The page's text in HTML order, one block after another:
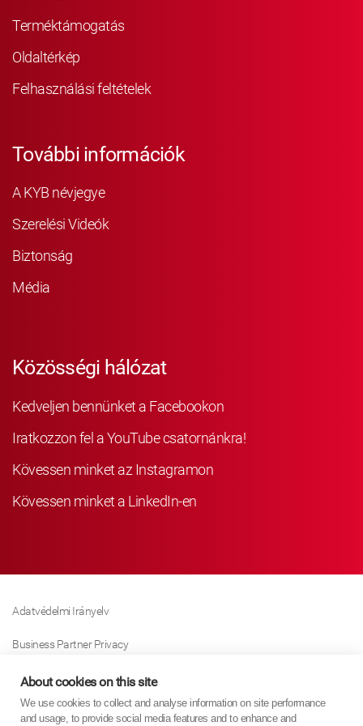
Terméktámogatás
Oldaltérkép
Felhasználási feltételek
További információk
A KYB névjegye
Szerelési Videók
Biztonság
Média
Közösségi hálózat
Kedveljen bennünket a Facebookon
Iratkozzon fel a YouTube csatornánkra!
Kövessen minket az Instagramon
Kövessen minket a LinkedIn-en
Adatvédelmi Irányelv
Business Partner Privacy
Sütikre Vonatkozó Irányelv
Modern Slavery Act Policy
About cookies on this site
We use cookies to collect and analyse information on site performance
and usage, to provide social media features and to enhance and